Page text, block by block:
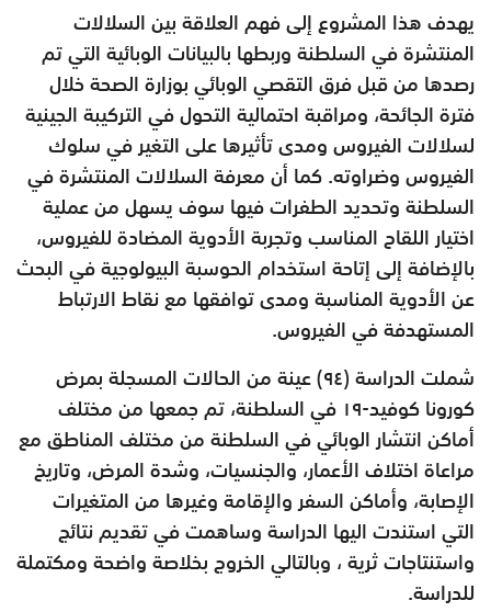
يهدف هذا المشروع إلى فهم العلاقة بين السلالات
المنتشرة في السلطنة وربطها بالبيانات الوبائية التي تم
رصدها من قبل فرق التقصي الوبائي بوزارة الصحة خلال
فترة الجائحة، ومراقبة احتمالية التحول في التركيبة الجينية
لسلالات الفيروس ومدى تأثيرها على التغير في سلوك
الفيروس وضراوته. كما أن معرفة السلالات المنتشرة في
السلطنة وتحديد الطفرات فيها سوف يسهل من عملية
اختيار اللقاح المناسب وتجربة الأدوية المضادة للفيروس،
بالإضافة إلى إتاحة استخدام الحوسبة البيولوجية في البحث
عن الأدوية المناسبة ومدى توافقها مع نقاط الارتباط
المستهدفة في الفيروس.
شملت الدراسة (٩٤) عينة من الحالات المسجلة بمرض
كورونا كوفيد-١٩ في السلطنة، تم جمعها من مختلف
أماكن انتشار الوبائي في السلطنة من مختلف المناطق مع
مراعاة اختلاف الأعمار، والجنسيات، وشدة المرض، وتاريخ
الإصابة، وأماكن السفر والإقامة وغيرها من المتغيرات
التي استندت اليها الدراسة وساهمت في تقديم نتائج
واستنتاجات ثرية ، وبالتالي الخروج بخلاصة واضحة ومكتملة
للدراسة.